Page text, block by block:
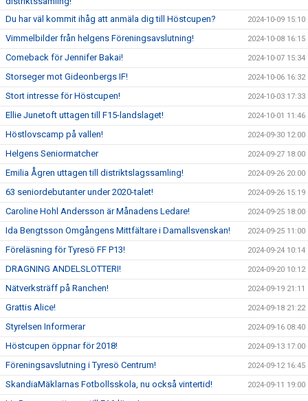
Du har väl kommit ihåg att anmäla dig till Höstcupen? 2024-10-09 15:10
Vimmelbilder från helgens Föreningsavslutning! 2024-10-08 16:15
Comeback för Jennifer Bakai! 2024-10-07 15:34
Storseger mot Gideonbergs IF! 2024-10-06 16:32
Stort intresse för Höstcupen! 2024-10-03 17:33
Ellie Junetoft uttagen till F15-landslaget! 2024-10-01 11:46
Höstlovscamp på vallen! 2024-09-30 12:00
Helgens Seniormatcher 2024-09-27 18:00
Emilia Ågren uttagen till distriktslagssamling! 2024-09-26 20:00
63 seniordebutanter under 2020-talet! 2024-09-26 15:19
Caroline Hohl Andersson är Månadens Ledare! 2024-09-25 18:00
Ida Bengtsson Omgångens Mittfältare i Damallsvenskan! 2024-09-25 11:00
Föreläsning för Tyresö FF P13! 2024-09-24 10:14
DRAGNING ANDELSLOTTERI! 2024-09-20 10:12
Nätverksträff på Ranchen! 2024-09-19 21:11
Grattis Alice! 2024-09-18 21:22
Styrelsen Informerar 2024-09-16 08:40
Höstcupen öppnar för 2018! 2024-09-13 17:00
Föreningsavslutning i Tyresö Centrum! 2024-09-12 16:45
SkandiaMäklarnas Fotbollsskola, nu också vintertid! 2024-09-11 19:00